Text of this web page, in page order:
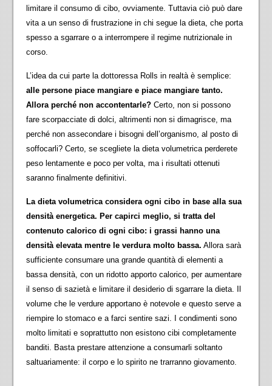
limitare il consumo di cibo, ovviamente. Tuttavia ciò può dare
vita a un senso di frustrazione in chi segue la dieta, che porta
spesso a sgarrare o a interrompere il regime nutrizionale in
corso.
L’idea da cui parte la dottoressa Rolls in realtà è semplice:
alle persone piace mangiare e piace mangiare tanto.
Allora perché non accontentarle?Certo, non si possono
fare scorpacciate di dolci, altrimenti non si dimagrisce, ma
perché non assecondare i bisogni dell’organismo, al posto di
soffocarli? Certo, se scegliete la dieta volumetrica perderete
peso lentamente e poco per volta, ma i risultati ottenuti
saranno finalmente definitivi.
La dieta volumetrica considera ogni cibo in base alla sua
densità energetica. Per capirci meglio, si tratta del
contenuto calorico di ogni cibo: i grassi hanno una
densità elevata mentre le verdura molto bassa. Allora sarà
sufficiente consumare una grande quantità di elementi a
bassa densità, con un ridotto apporto calorico, per aumentare
il senso di sazietà e limitare il desiderio di sgarrare la dieta. Il
volume che le verdure apportano è notevole e questo serve a
riempire lo stomaco e a farci sentire sazi. I condimenti sono
molto limitati e soprattutto non esistono cibi completamente
banditi. Basta prestare attenzione a consumarli soltanto
saltuariamente: il corpo e lo spirito ne trarranno giovamento.